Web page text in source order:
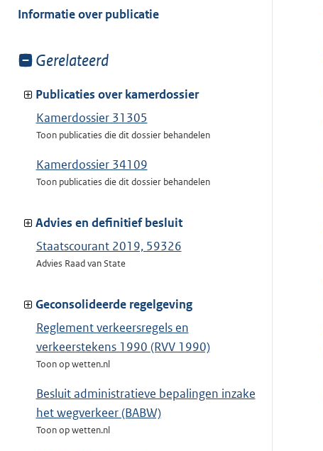
van:
Informatie over publicatie
Toon
van:
Gerelateerd
Publicaties over kamerdossier
Kamerdossier 31305
Toon publicaties die dit dossier behandelen
Kamerdossier 34109
Toon publicaties die dit dossier behandelen
Advies en definitief besluit
Staatscourant 2019, 59326
Advies Raad van State
Geconsolideerde regelgeving
Reglement verkeersregels en
verkeerstekens 1990 (RVV 1990)
Toon op wetten.nl
Besluit administratieve bepalingen inzake
het wegverkeer (BABW)
Toon op wetten.nl